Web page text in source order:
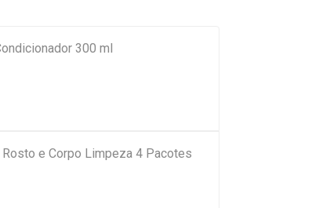
300 ml
e Corpo Limpeza 4 Pacotes